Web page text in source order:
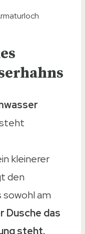
kleinerer
den
am
Dusche das
steht.